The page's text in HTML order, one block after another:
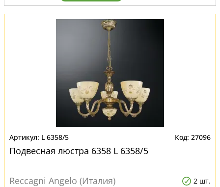
L 6358/5 27096
Подвесная люстра 6358 L 6358/5
Reccagni Angelo (Италия) 2 шт.